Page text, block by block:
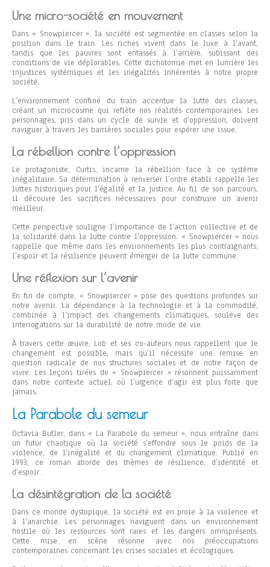
Une micro-société en mouvement
Dans « Snowpiercer », la société est segmentée en classes selon la
position dans le train. Les riches vivent dans le luxe à l’avant,
tandis que les pauvres sont entassés à l’arrière, subissant des
conditions de vie déplorables. Cette dichotomie met en lumière les
injustices systémiques et les inégalités inhérentes à notre propre
société.
L’environnement confiné du train accentue la lutte des classes,
créant un microcosme qui reflète nos réalités contemporaines. Les
personnages, pris dans un cycle de survie et d’oppression, doivent
naviguer à travers les barrières sociales pour espérer une issue.
La rébellion contre l’oppression
Le protagoniste, Curtis, incarne la rébellion face à ce système
inégalitaire. Sa détermination à renverser l’ordre établi rappelle les
luttes historiques pour l’égalité et la justice. Au fil de son parcours,
il découvre les sacrifices nécessaires pour construire un avenir
meilleur.
Cette perspective souligne l’importance de l’action collective et de
la solidarité dans la lutte contre l’oppression. « Snowpiercer » nous
rappelle que même dans les environnements les plus contraignants,
l’espoir et la résilience peuvent émerger de la lutte commune.
Une réflexion sur l’avenir
En fin de compte, « Snowpiercer » pose des questions profondes sur
notre avenir. La dépendance à la technologie et à la commodité,
combinée à l’impact des changements climatiques, soulève des
interrogations sur la durabilité de notre mode de vie.
À travers cette œuvre, Lob et ses co-auteurs nous rappellent que le
changement est possible, mais qu’il nécessite une remise en
question radicale de nos structures sociales et de notre façon de
vivre. Les leçons tirées de « Snowpiercer » résonnent puissamment
dans notre contexte actuel, où l’urgence d’agir est plus forte que
jamais.
La Parabole du semeur
Octavia Butler, dans « La Parabole du semeur », nous entraîne dans
un futur chaotique où la société s’effondre sous le poids de la
violence, de l’inégalité et du changement climatique. Publié en
1993, ce roman aborde des thèmes de résilience, d’identité et
d’espoir.
La désintégration de la société
Dans ce monde dystopique, la société est en proie à la violence et
à l’anarchie. Les personnages naviguent dans un environnement
hostile où les ressources sont rares et les dangers omniprésents.
Cette mise en scène résonne avec nos préoccupations
contemporaines concernant les crises sociales et écologiques.